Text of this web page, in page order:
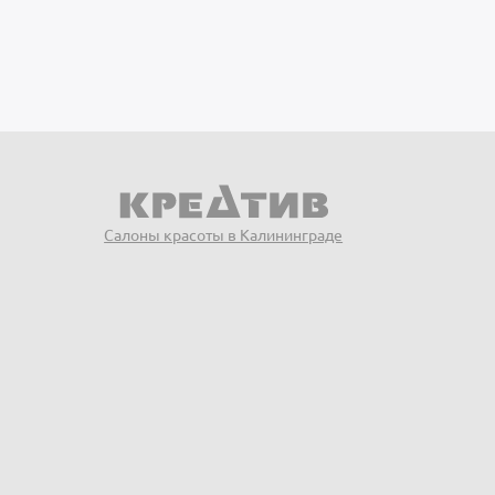
Салоны красоты в Калининграде